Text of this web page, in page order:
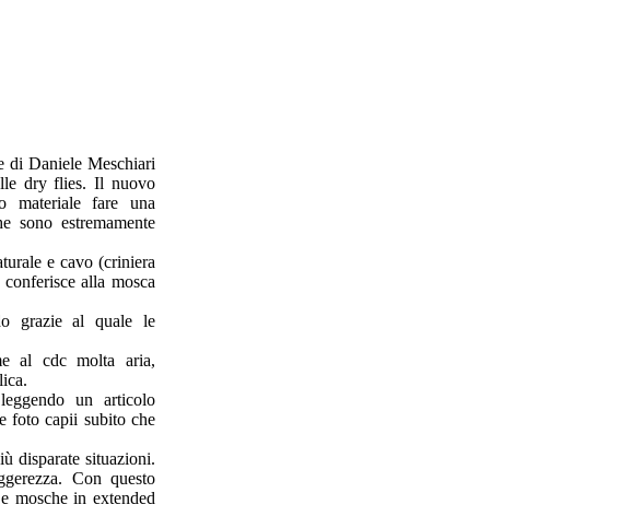
di Daniele Meschiari
dry flies. Il nuovo
fare una
sono estremamente
e cavo (criniera
alla mosca
grazie al quale le
al cdc molta aria,
un articolo
foto capii subito che
disparate situazioni.
Con questo
mosche in extended